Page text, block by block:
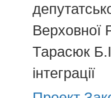
Верховної
Тарасюк
інтеграції